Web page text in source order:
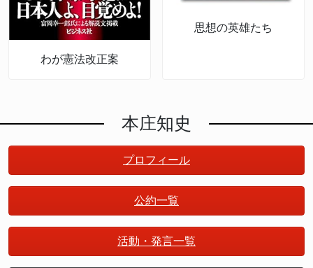
わが憲法改正案
思想の英雄たち
本庄知史
プロフィール
公約一覧
活動・発言一覧